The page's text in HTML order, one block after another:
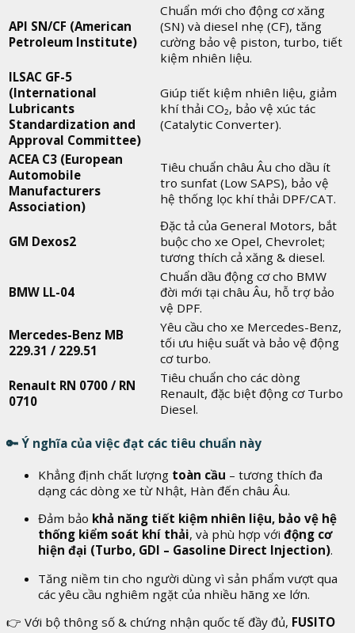
API SN/CF (American
Petroleum Institute)
Chuẩn mới cho động cơ xăng
(SN) và diesel nhẹ (CF), tăng
cường bảo vệ piston, turbo, tiết
kiệm nhiên liệu.
ILSAC GF-5
(International
Lubricants
Standardization and
Approval Committee)
Giúp tiết kiệm nhiên liệu, giảm
khí thải CO₂, bảo vệ xúc tác
(Catalytic Converter).
ACEA C3 (European
Automobile
Manufacturers
Association)
Tiêu chuẩn châu Âu cho dầu ít
tro sunfat (Low SAPS), bảo vệ
hệ thống lọc khí thải DPF/CAT.
GM Dexos2
Đặc tả của General Motors, bắt
buộc cho xe Opel, Chevrolet;
tương thích cả xăng & diesel.
BMW LL-04
Chuẩn dầu động cơ cho BMW
đời mới tại châu Âu, hỗ trợ bảo
vệ DPF.
Mercedes-Benz MB
229.31 / 229.51
Yêu cầu cho xe Mercedes-Benz,
tối ưu hiệu suất và bảo vệ động
cơ turbo.
Renault RN 0700 / RN
0710
Tiêu chuẩn cho các dòng
Renault, đặc biệt động cơ Turbo
Diesel.
🔑 Ý nghĩa của việc đạt các tiêu chuẩn này
Khẳng định chất lượng toàn cầu – tương thích đa
dạng các dòng xe từ Nhật, Hàn đến châu Âu.
Đảm bảo khả năng tiết kiệm nhiên liệu, bảo vệ hệ
thống kiểm soát khí thải, và phù hợp với động cơ
hiện đại (Turbo, GDI – Gasoline Direct Injection).
Tăng niềm tin cho người dùng vì sản phẩm vượt qua
các yêu cầu nghiêm ngặt của nhiều hãng xe lớn.
👉 Với bộ thông số & chứng nhận quốc tế đầy đủ, FUSITO